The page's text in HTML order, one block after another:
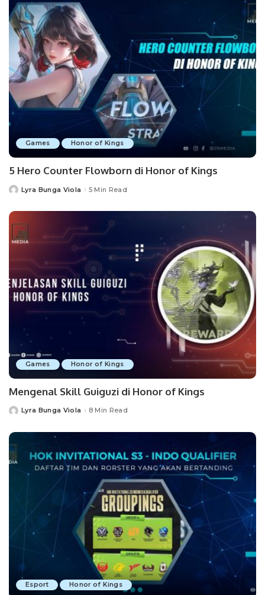
Games Honor of Kings
5 Hero Counter Flowborn di Honor of Kings
PostedLyra Bunga Viola 5 Min Read
Games Honor of Kings
Mengenal Skill Guiguzi di Honor of Kings
PostedLyra Bunga Viola 8 Min Read
Esport Honor of Kings